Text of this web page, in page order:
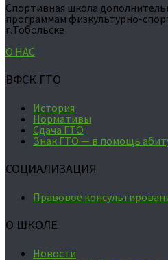
Спортивная школа
программам физкультурно-
г.Тобольске
О НАС
ВФСК ГТО
История
Нормативы
Сдача ГТО
Знак ГТО — в помощь
СОЦИАЛИЗАЦИЯ
Правовое
О ШКОЛЕ
Новости